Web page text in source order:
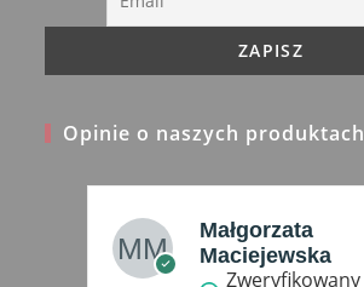
Opinie o naszych produktach
Małgorzata
Maciejewska
Zweryfikowany